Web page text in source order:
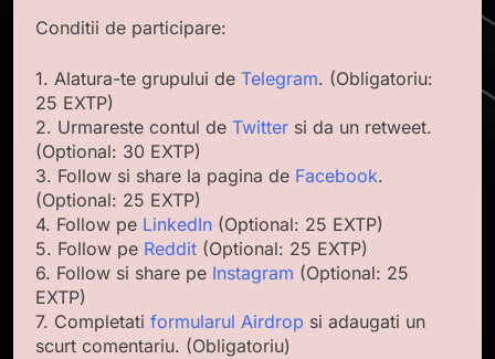
Conditii de participare:
1. Alatura-te grupului de Telegram. (Obligatoriu:
25 EXTP)
2. Urmareste contul de Twitter si da un retweet.
(Optional: 30 EXTP)
3. Follow si share la pagina de Facebook.
(Optional: 25 EXTP)
4. Follow pe LinkedIn (Optional: 25 EXTP)
5. Follow pe Reddit (Optional: 25 EXTP)
6. Follow si share pe Instagram (Optional: 25
EXTP)
7. Completati formularul Airdrop si adaugati un
scurt comentariu. (Obligatoriu)